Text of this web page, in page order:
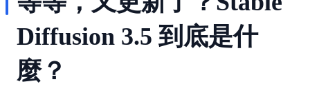
Diffusion 3.5 到底是什
麼？